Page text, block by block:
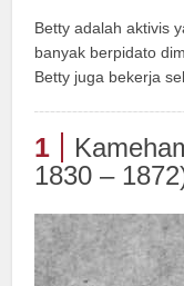
Betty adalah aktivis
banyak berpidato
Betty juga bekerja
1
1830 –